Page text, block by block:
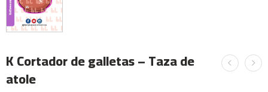
K Cortador de galletas – Taza de
atole